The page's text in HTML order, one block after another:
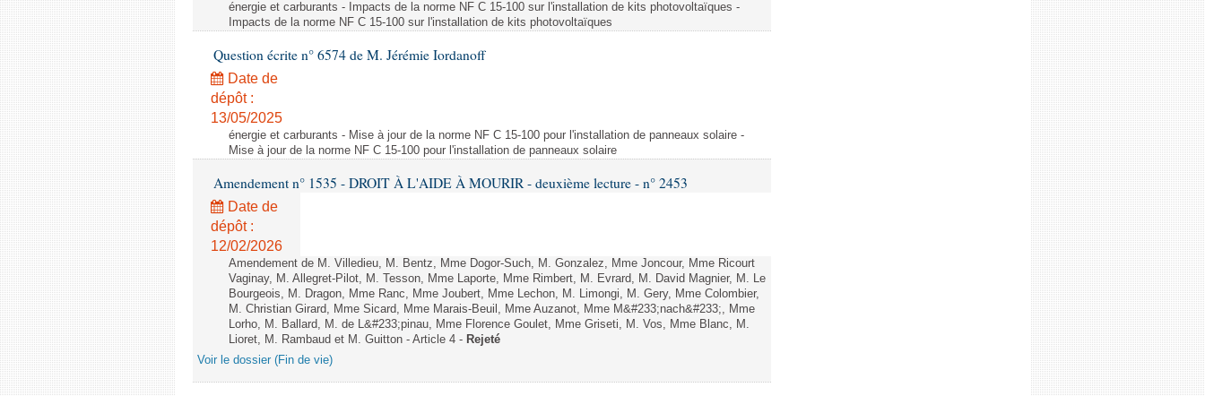
énergie et carburants - Impacts de la norme NF C 15-100 sur l'installation de kits photovoltaïques -
Impacts de la norme NF C 15-100 sur l'installation de kits photovoltaïques
Question écrite n° 6574 de M. Jérémie Iordanoff
Date de
dépôt :
13/05/2025
énergie et carburants - Mise à jour de la norme NF C 15-100 pour l'installation de panneaux solaire -
Mise à jour de la norme NF C 15-100 pour l'installation de panneaux solaire
Amendement n° 1535 - DROIT À L'AIDE À MOURIR - deuxième lecture - n° 2453
Date de
dépôt :
12/02/2026
Amendement de M. Villedieu, M. Bentz, Mme Dogor-Such, M. Gonzalez, Mme Joncour, Mme Ricourt
Vaginay, M. Allegret-Pilot, M. Tesson, Mme Laporte, Mme Rimbert, M. Evrard, M. David Magnier, M. Le
Bourgeois, M. Dragon, Mme Ranc, Mme Joubert, Mme Lechon, M. Limongi, M. Gery, Mme Colombier,
M. Christian Girard, Mme Sicard, Mme Marais-Beuil, Mme Auzanot, Mme M&#233;nach&#233;, Mme
Lorho, M. Ballard, M. de L&#233;pinau, Mme Florence Goulet, Mme Griseti, M. Vos, Mme Blanc, M.
Lioret, M. Rambaud et M. Guitton - Article 4 - Rejeté
Voir le dossier (Fin de vie)